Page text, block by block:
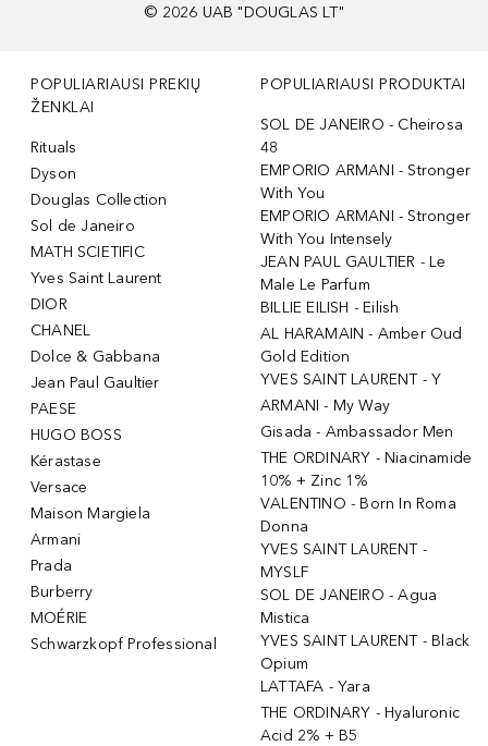
© 2026 UAB "DOUGLAS LT"
POPULIARIAUSI PREKIŲ
ŽENKLAI
Rituals
Dyson
Douglas Collection
Sol de Janeiro
MATH SCIETIFIC
Yves Saint Laurent
DIOR
CHANEL
Dolce & Gabbana
Jean Paul Gaultier
PAESE
HUGO BOSS
Kérastase
Versace
Maison Margiela
Armani
Prada
Burberry
MOÉRIE
Schwarzkopf Professional
POPULIARIAUSI PRODUKTAI
SOL DE JANEIRO - Cheirosa
48
EMPORIO ARMANI - Stronger
With You
EMPORIO ARMANI - Stronger
With You Intensely
JEAN PAUL GAULTIER - Le
Male Le Parfum
BILLIE EILISH - Eilish
AL HARAMAIN - Amber Oud
Gold Edition
YVES SAINT LAURENT - Y
ARMANI - My Way
Gisada - Ambassador Men
THE ORDINARY - Niacinamide
10% + Zinc 1%
VALENTINO - Born In Roma
Donna
YVES SAINT LAURENT -
MYSLF
SOL DE JANEIRO - Agua
Mistica
YVES SAINT LAURENT - Black
Opium
LATTAFA - Yara
THE ORDINARY - Hyaluronic
Acid 2% + B5